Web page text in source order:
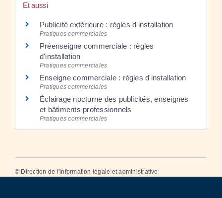
Et aussi
Publicité extérieure : règles d'installation
Pratiques commerciales
Préenseigne commerciale : règles
d'installation
Pratiques commerciales
Enseigne commerciale : règles d'installation
Pratiques commerciales
Éclairage nocturne des publicités, enseignes
et bâtiments professionnels
Pratiques commerciales
© Direction de l'information légale et administrative